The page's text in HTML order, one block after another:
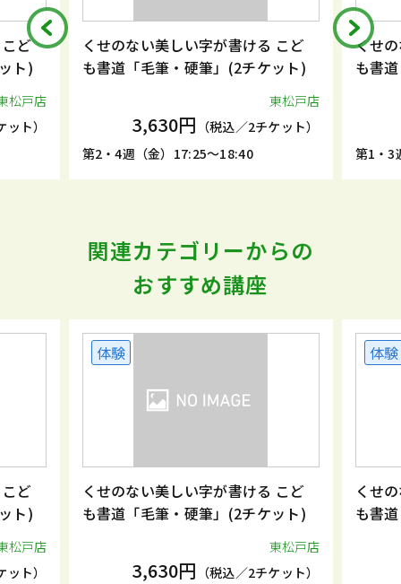
ど
ト)
松戸店
ト）
くせのない美しい字が書ける こど
も書道「毛筆・硬筆」(2チケット)
東松戸店
3,630円 （税込／2チケット）
第2・4週（金）17:25～18:40
くせ
も書
第1・3
関連カテゴリーからの
おすすめ講座
ど
ト)
松戸店
ト）
体験
くせのない美しい字が書ける こど
も書道「毛筆・硬筆」(2チケット)
東松戸店
3,630円 （税込／2チケット）
体験
くせ
も書